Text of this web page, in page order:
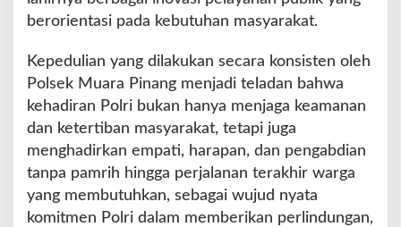
berorientasi pada kebutuhan masyarakat.
Kepedulian yang dilakukan secara konsisten oleh
Polsek Muara Pinang menjadi teladan bahwa
kehadiran Polri bukan hanya menjaga keamanan
dan ketertiban masyarakat, tetapi juga
menghadirkan empati, harapan, dan pengabdian
tanpa pamrih hingga perjalanan terakhir warga
yang membutuhkan, sebagai wujud nyata
komitmen Polri dalam memberikan perlindungan,